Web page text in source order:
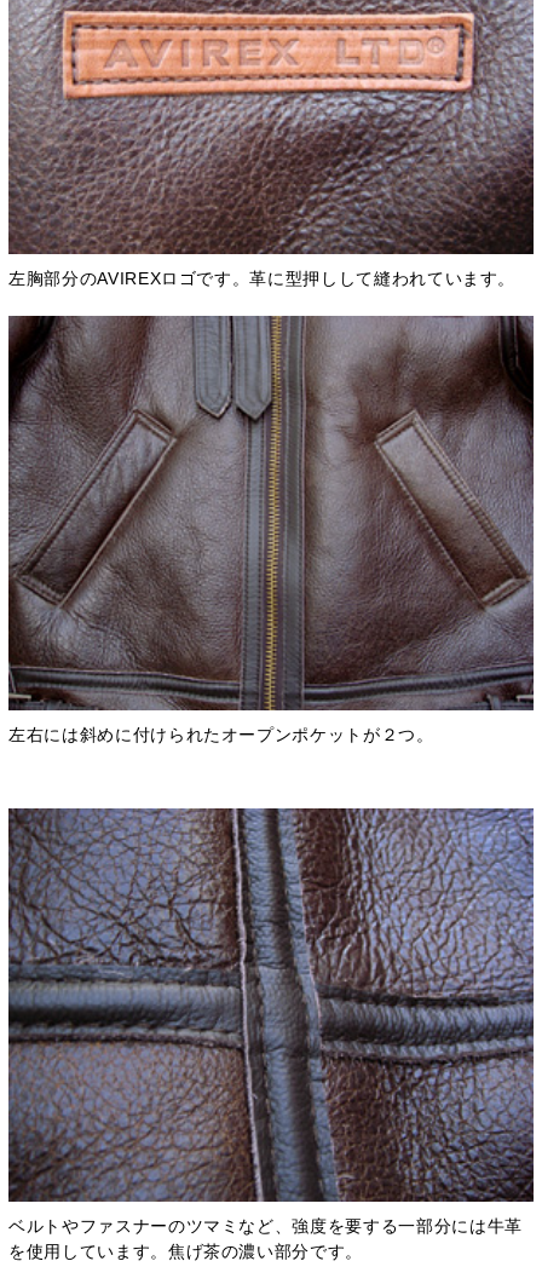
左胸部分のAVIREXロゴです。革に型押しして縫われています。
左右には斜めに付けられたオープンポケットが２つ。
ベルトやファスナーのツマミなど、強度を要する一部分には牛革
を使用しています。焦げ茶の濃い部分です。